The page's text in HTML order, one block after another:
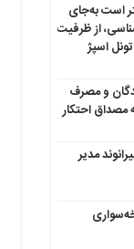
است به‌جای
از ظرفیت
اسپژ
و مصرف
مصداق احتکار
مدیر